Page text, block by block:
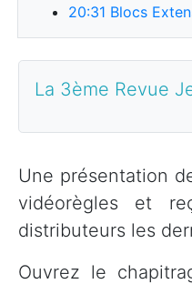
20:31 Blocs
La 3ème Revue
Une présentation
vidéorègles et
distributeurs les
Ouvrez le